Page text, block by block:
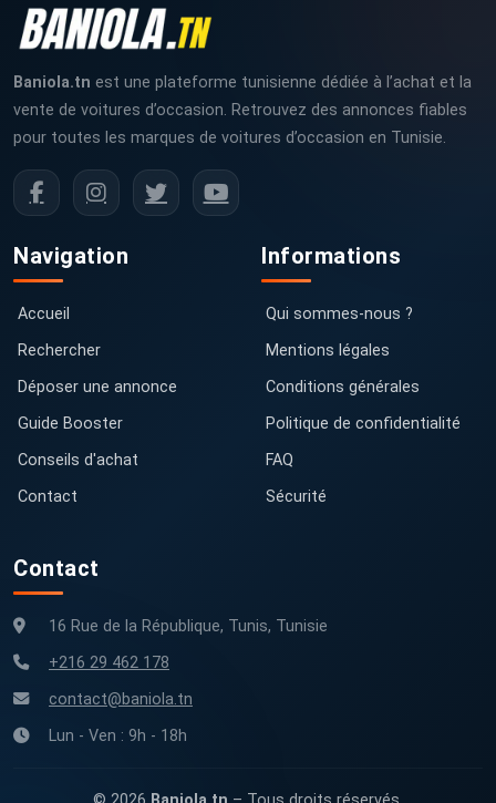
Baniola.tn est une plateforme tunisienne dédiée à l’achat et la
vente de voitures d’occasion. Retrouvez des annonces fiables
pour toutes les marques de voitures d’occasion en Tunisie.
Navigation
Accueil
Rechercher
Déposer une annonce
Guide Booster
Conseils d'achat
Contact
Informations
Qui sommes-nous ?
Mentions légales
Conditions générales
Politique de confidentialité
FAQ
Sécurité
Contact
16 Rue de la République, Tunis, Tunisie
+216 29 462 178
contact@baniola.tn
Lun - Ven : 9h - 18h